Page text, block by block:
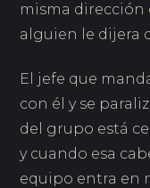
misma dirección
alguien le dijera
El jefe que
con él y se
del grupo está
y cuando esa
equipo entra en